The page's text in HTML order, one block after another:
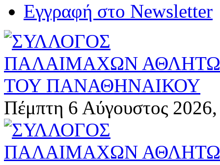
Εγγραφή στο Newsletter
Πέμπτη 6 Αύγουστος